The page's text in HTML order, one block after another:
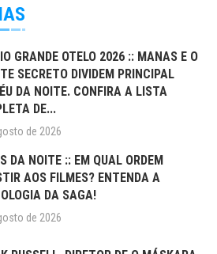
GRANDE OTELO 2026 :: MANAS E O
SECRETO DIVIDEM PRINCIPAL
DA NOITE. CONFIRA A LISTA
DE...
de 2026
DA NOITE :: EM QUAL ORDEM
AOS FILMES? ENTENDA A
DA SAGA!
de 2026